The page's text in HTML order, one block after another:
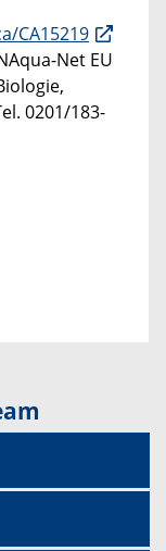
CA15219
Net EU
0201/183-